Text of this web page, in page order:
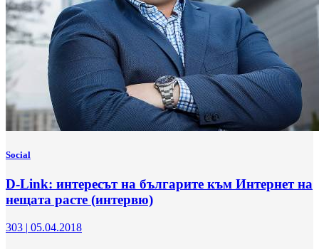
Social
D-Link: интересът на българите към Интернет на
нещата расте (интервю)
303 | 05.04.2018